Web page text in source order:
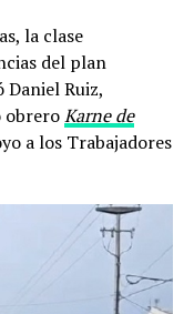
la clase
del plan
Daniel Ruiz,
obreroKarne de
a los Trabajadores